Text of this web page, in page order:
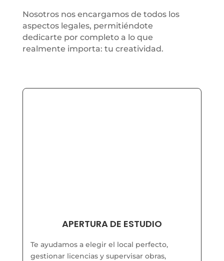
Nosotros nos encargamos de todos los
aspectos legales, permitiéndote
dedicarte por completo a lo que
realmente importa: tu creatividad.
APERTURA DE ESTUDIO
Te ayudamos a elegir el local perfecto,
gestionar licencias y supervisar obras,